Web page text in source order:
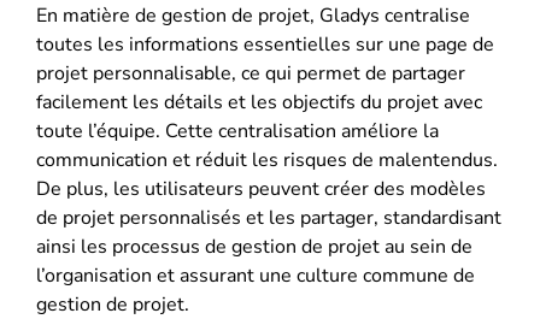
En matière de gestion de projet, Gladys centralise
toutes les informations essentielles sur une page de
projet personnalisable, ce qui permet de partager
facilement les détails et les objectifs du projet avec
toute l’équipe. Cette centralisation améliore la
communication et réduit les risques de malentendus.
De plus, les utilisateurs peuvent créer des modèles
de projet personnalisés et les partager, standardisant
ainsi les processus de gestion de projet au sein de
l’organisation et assurant une culture commune de
gestion de projet.